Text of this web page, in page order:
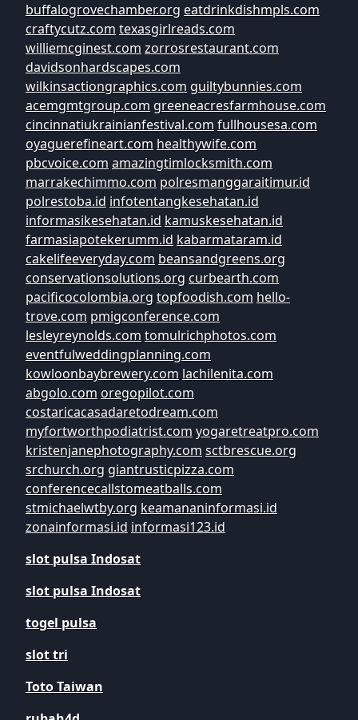
buffalogrovechamber.org eatdrinkdishmpls.com
craftycutz.com texasgirlreads.com
williemcginest.com zorrosrestaurant.com
davidsonhardscapes.com
wilkinsactiongraphics.com guiltybunnies.com
acemgmtgroup.com greeneacresfarmhouse.com
cincinnatiukrainianfestival.com fullhousesa.com
oyaguerefineart.com healthywife.com
pbcvoice.com amazingtimlocksmith.com
marrakechimmo.com polresmanggaraitimur.id
polrestoba.id infotentangkesehatan.id
informasikesehatan.id kamuskesehatan.id
farmasiapotekerumm.id kabarmataram.id
cakelifeeveryday.com beansandgreens.org
conservationsolutions.org curbearth.com
pacificocolombia.org topfoodish.com hello-
trove.com pmigconference.com
lesleyreynolds.com tomulrichphotos.com
eventfulweddingplanning.com
kowloonbaybrewery.com lachilenita.com
abgolo.com oregopilot.com
costaricacasadaretodream.com
myfortworthpodiatrist.com yogaretreatpro.com
kristenjanephotography.com sctbrescue.org
srchurch.org giantrusticpizza.com
conferencecallstomeatballs.com
stmichaelwtby.org keamananinformasi.id
zonainformasi.id informasi123.id
slot pulsa Indosat
slot pulsa Indosat
togel pulsa
slot tri
Toto Taiwan